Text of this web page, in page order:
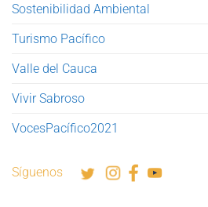
Sostenibilidad Ambiental
Turismo Pacífico
Valle del Cauca
Vivir Sabroso
VocesPacífico2021
Síguenos